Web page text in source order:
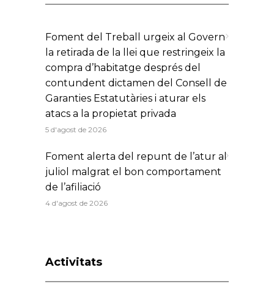
Foment del Treball urgeix al Govern
la retirada de la llei que restringeix la
compra d’habitatge després del
contundent dictamen del Consell de
Garanties Estatutàries i aturar els
atacs a la propietat privada
5 d'agost de 2026
Foment alerta del repunt de l’atur al
juliol malgrat el bon comportament
de l’afiliació
4 d'agost de 2026
Activitats